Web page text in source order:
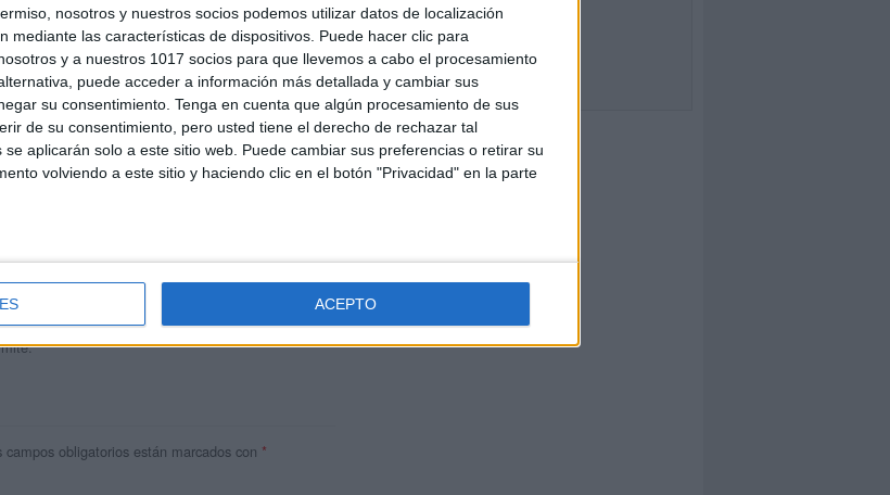
nosotros y nuestros socios podemos utilizar datos de localización
mediante las características de dispositivos. Puede hacer clic para
y a nuestros 1017 socios para que llevemos a cabo el procesamiento
puede acceder a información más detallada y cambiar sus
su consentimiento. Tenga en cuenta que algún procesamiento de sus
de su consentimiento, pero usted tiene el derecho de rechazar tal
aplicarán solo a este sitio web. Puede cambiar sus preferencias o retirar su
volviendo a este sitio y haciendo clic en el botón "Privacidad" en la parte
ACEPTO
apuesta personal de dos profesores Ginés y
de los contenidos que encontramos
parte del tiempo, que sus tareas como docentes, y
campos obligatorios están marcados con *